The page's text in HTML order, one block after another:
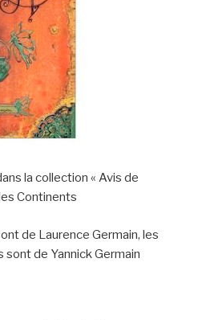
la collection « Avis de
Continents
de Laurence Germain, les
de Yannick Germain